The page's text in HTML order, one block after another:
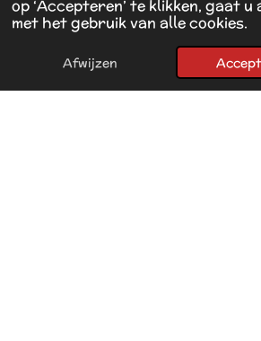
op ‘Accepteren’ te klikken, gaat u
met het gebruik van alle cookies.
Afwijzen
E-mailadres Telefoonnummer Kaart